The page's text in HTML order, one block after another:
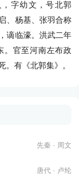
字幼文，号北郭
、杨基、张羽合称
谪临濠。洪武二年
。官至河南左布政
。有《北郭集》。
先秦 · 周文
唐代 · 卢纶